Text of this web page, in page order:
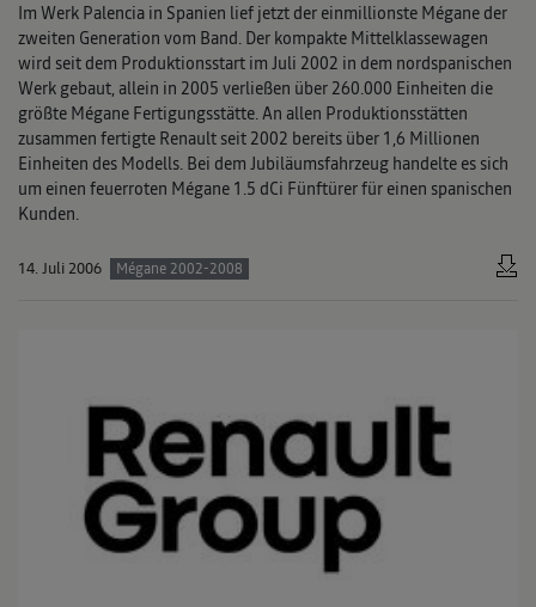
Im Werk Palencia in Spanien lief jetzt der einmillionste Mégane der
zweiten Generation vom Band. Der kompakte Mittelklassewagen
wird seit dem Produktionsstart im Juli 2002 in dem nordspanischen
Werk gebaut, allein in 2005 verließen über 260.000 Einheiten die
größte Mégane Fertigungsstätte. An allen Produktionsstätten
zusammen fertigte Renault seit 2002 bereits über 1,6 Millionen
Einheiten des Modells. Bei dem Jubiläumsfahrzeug handelte es sich
um einen feuerroten Mégane 1.5 dCi Fünftürer für einen spanischen
Kunden.
14. Juli 2006 Mégane 2002-2008